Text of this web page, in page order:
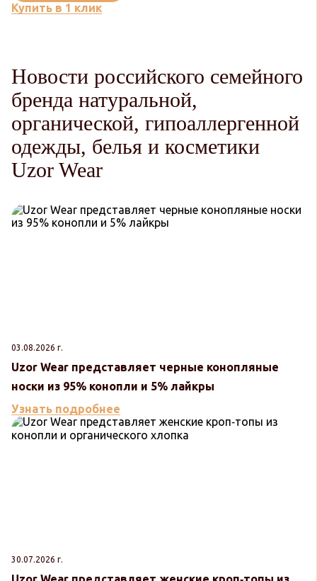
Купить в 1 клик
Новости российского семейного
бренда натуральной,
органической, гипоаллергенной
одежды, белья и косметики
Uzor Wear
03.08.2026 г.
Uzor Wear представляет черные конопляные
носки из 95% конопли и 5% лайкры
Узнать подробнее
30.07.2026 г.